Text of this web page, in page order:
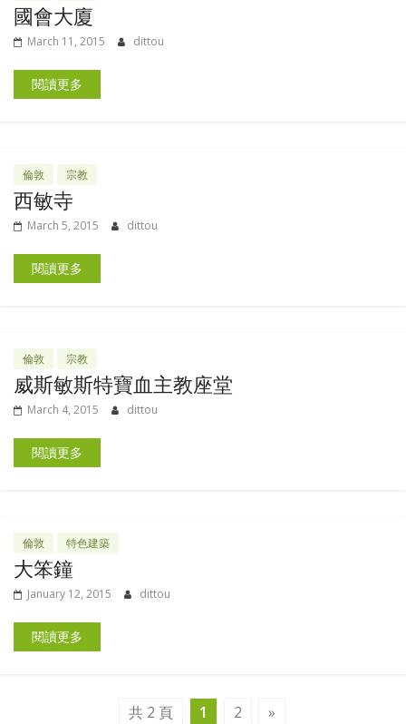
國會大廈
March 11, 2015 dittou
閱讀更多
倫敦 宗教
西敏寺
March 5, 2015 dittou
閱讀更多
倫敦 宗教
威斯敏斯特寶血主教座堂
March 4, 2015 dittou
閱讀更多
倫敦 特色建築
大笨鐘
January 12, 2015 dittou
閱讀更多
共 2 頁 1 2 »